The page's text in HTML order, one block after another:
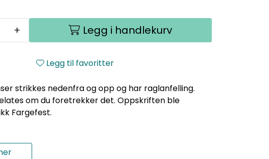
+ Legg i handlekurv
Legg til favoritter
strikkes nedenfra og opp og har raglanfelling.
om du foretrekker det. Oppskriften ble
Fargefest.